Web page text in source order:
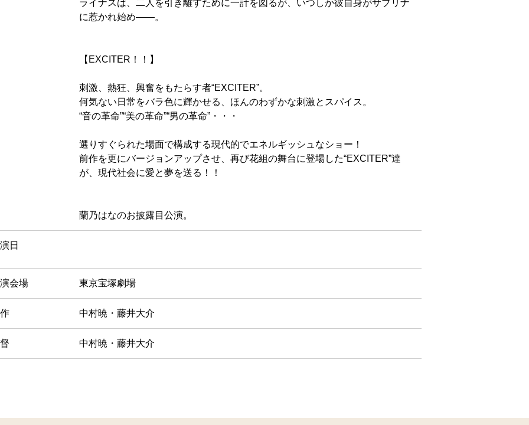
ライナスは、二人を引き離すために一計を図るが、いつしか彼自身がサブリナ
に惹かれ始め――。
【EXCITER！！】
刺激、熱狂、興奮をもたらす者“EXCITER”。
何気ない日常をバラ色に輝かせる、ほんのわずかな刺激とスパイス。
“音の革命”“美の革命”“男の革命”・・・
選りすぐられた場面で構成する現代的でエネルギッシュなショー！
前作を更にバージョンアップさせ、再び花組の舞台に登場した“EXCITER”達
が、現代社会に愛と夢を送る！！
蘭乃はなのお披露目公演。
日
会場 東京宝塚劇場
中村暁・藤井大介
中村暁・藤井大介